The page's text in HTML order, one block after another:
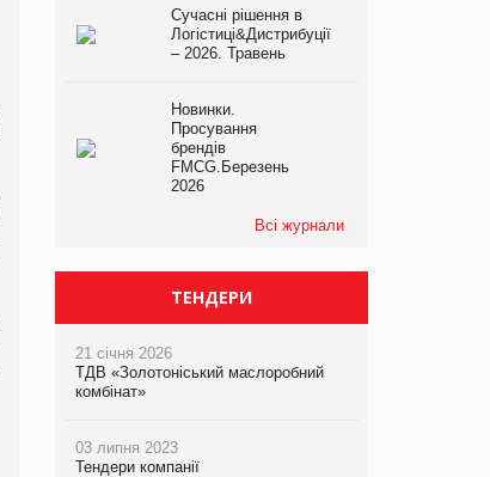
Сучасні рішення в
Логістиці&Дистрибуції
– 2026. Травень
Новинки.
Просування
брендів
FMCG.Березень
2026
Всі журнали
ТЕНДЕРИ
21 січня 2026
ТДВ «Золотоніський маслоробний
комбінат»
03 липня 2023
Тендери компанії